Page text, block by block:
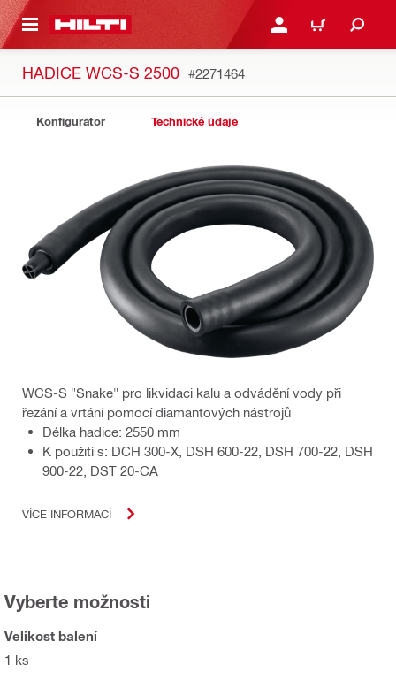
HLAVNÍ OBSAH PŘIHLÁSIT NEBO
KOŠÍK
HADICE WCS-S 2500 #2271464
Konfigurátor Technické údaje
WCS-S "Snake" pro likvidaci kalu a odvádění vody při
řezání a vrtání pomocí diamantových nástrojů
Délka hadice: 2550 mm
K použití s: DCH 300-X, DSH 600-22, DSH 700-22, DSH
900-22, DST 20-CA
VÍCE INFORMACÍ
Vyberte možnosti
Velikost balení
1 ks